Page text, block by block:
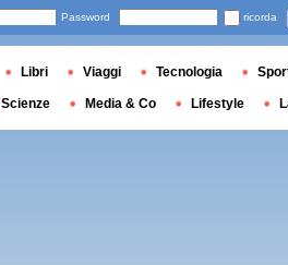
Password ricorda
Libri Viaggi Tecnologia
Scienze Media & Co Lifestyle